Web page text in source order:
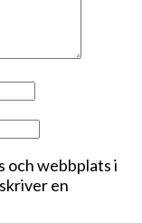
och webbplats i
en